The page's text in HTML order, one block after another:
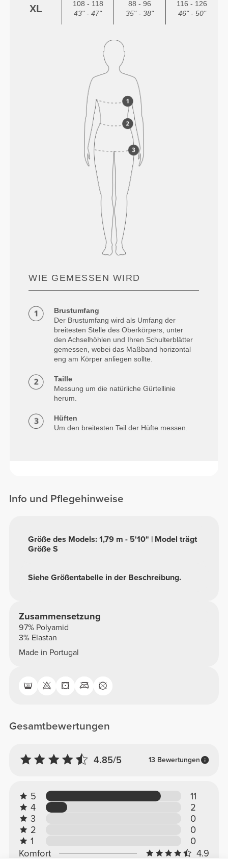
XL
108 - 118
43" - 47"
88 - 96
35" - 38"
116 - 126
46" - 50"
WIE GEMESSEN WIRD
Brustumfang
Der Brustumfang wird als Umfang der
breitesten Stelle des Oberkörpers, unter
den Achselhöhlen und Ihren Schulterblätter
gemessen, wobei das Maßband horizontal
eng am Körper anliegen sollte.
Taille
Messung um die natürliche Gürtellinie
herum.
Hüften
Um den breitesten Teil der Hüfte messen.
Info und Pflegehinweise
Siehe Größentabelle in der Beschreibung.
Größe des Models: 1,79 m - 5'10" | Model trägt
Größe S
Zusammensetzung
97% Polyamid
3% Elastan
Made in Portugal
Gesamtbewertungen
4.85/5 13 Bewertungen
5
11
4
2
3
0
2
0
1
0
Komfort
4.9